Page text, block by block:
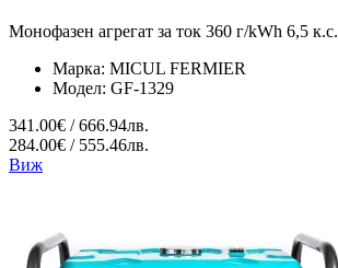
Монофазен агрегат за ток 360 г/kWh 6,5 к.с.
Марка: MICUL FERMIER
Модел: GF-1329
341.00€ / 666.94лв.
284.00€ / 555.46лв.
Виж